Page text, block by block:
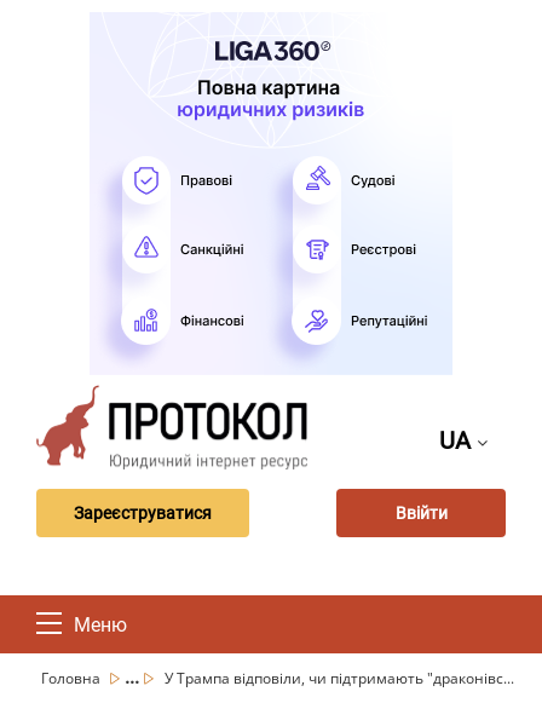
UA
Зареєструватися Ввійти
Меню
Головна ... У Трампа відповіли, чи підтримають "драконівс...